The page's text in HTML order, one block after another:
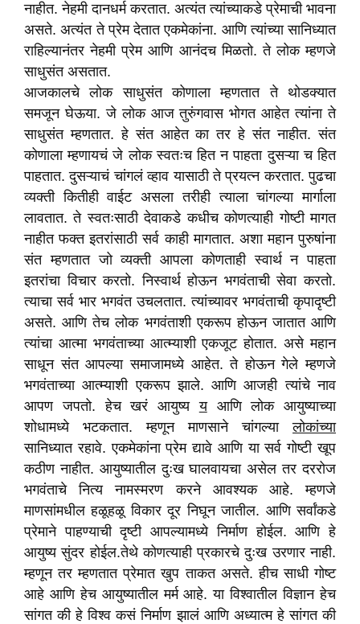
नाहीत. नेहमी दानधर्म करतात. अत्यंत त्यांच्याकडे प्रेमाची भावना
असते. अत्यंत ते प्रेम देतात एकमेकांना. आणि त्यांच्या सानिध्यात
राहिल्यानंतर नेहमी प्रेम आणि आनंदच मिळतो. ते लोक म्हणजे
साधुसंत असतात.
आजकालचे लोक साधुसंत कोणाला म्हणतात ते थोडक्यात
समजून घेऊया. जे लोक आज तुरुंगवास भोगत आहेत त्यांना ते
साधुसंत म्हणतात. हे संत आहेत का तर हे संत नाहीत. संत
कोणाला म्हणायचं जे लोक स्वतःच हित न पाहता दुसऱ्या च हित
पाहतात. दुसऱ्याचं चांगलं व्हाव यासाठी ते प्रयत्न करतात. पुढचा
व्यक्ती कितीही वाईट असला तरीही त्याला चांगल्या मार्गाला
लावतात. ते स्वतःसाठी देवाकडे कधीच कोणत्याही गोष्टी मागत
नाहीत फक्त इतरांसाठी सर्व काही मागतात. अशा महान पुरुषांना
संत म्हणतात जो व्यक्ती आपला कोणताही स्वार्थ न पाहता
इतरांचा विचार करतो. निस्वार्थ होऊन भगवंताची सेवा करतो.
त्याचा सर्व भार भगवंत उचलतात. त्यांच्यावर भगवंताची कृपादृष्टी
असते. आणि तेच लोक भगवंताशी एकरूप होऊन जातात आणि
त्यांचा आत्मा भगवंताच्या आत्म्याशी एकजूट होतात. असे महान
साधून संत आपल्या समाजामध्ये आहेत. ते होऊन गेले म्हणजे
भगवंताच्या आत्म्याशी एकरूप झाले. आणि आजही त्यांचे नाव
आपण जपतो. हेच खरं आयुष्ययआणि लोक आयुष्याच्या
शोधामध्ये भटकतात. म्हणून माणसाने चांगल्यालोकांच्या
सानिध्यात रहावे. एकमेकांना प्रेम द्यावे आणि या सर्व गोष्टी खूप
कठीण नाहीत. आयुष्यातील दुःख घालवायचा असेल तर दररोज
भगवंताचे नित्य नामस्मरण करने आवश्यक आहे. म्हणजे
माणसांमधील हळूहळू विकार दूर निघून जातील. आणि सर्वांकडे
प्रेमाने पाहण्याची दृष्टी आपल्यामध्ये निर्माण होईल. आणि हे
आयुष्य सुंदर होईल.तेथे कोणत्याही प्रकारचे दुःख उरणार नाही.
म्हणून तर म्हणतात प्रेमात खुप ताकत असते. हीच साधी गोष्ट
आहे आणि हेच आयुष्यातील मर्म आहे. या विश्वातील विज्ञान हेच
सांगत की हे विश्व कसं निर्माण झालं आणि अध्यात्म हे सांगत की